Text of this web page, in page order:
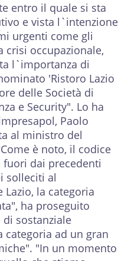
entro il quale si sta
e vista l`intenzione
urgenti come gli
crisi occupazionale,
l`importanza di
'Ristoro Lazio
delle Società di
e Security". Lo ha
Paolo
al ministro del
è noto, il codice
fuori dai precedenti
solleciti al
Lazio, la categoria
ha proseguito
sostanziale
categoria ad un gran
"In un momento